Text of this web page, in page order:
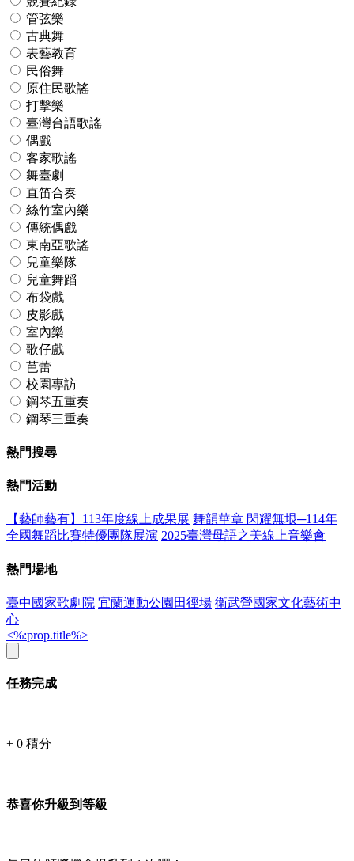
管弦樂
古典舞
表藝教育
民俗舞
原住民歌謠
打擊樂
臺灣台語歌謠
偶戲
客家歌謠
舞臺劇
直笛合奏
絲竹室內樂
傳統偶戲
東南亞歌謠
兒童樂隊
兒童舞蹈
布袋戲
皮影戲
室內樂
歌仔戲
芭蕾
校園專訪
鋼琴五重奏
鋼琴三重奏
熱門搜尋
熱門活動
【藝師藝有】113年度線上成果展 舞韻華章 閃耀無垠─114年
全國舞蹈比賽特優團隊展演 2025臺灣母語之美線上音樂會
熱門場地
臺中國家歌劇院 宜蘭運動公園田徑場 衛武營國家文化藝術中
心
<%:prop.title%>
任務完成
+ 0 積分
恭喜你升級到等級